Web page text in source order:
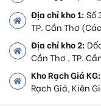
Địa chỉ kho 1:Số
TP. Cần Thơ
Địa chỉ kho 2:
Cần Thơ , TP.
Kho Rạch Giá KG:
Rạch Giá, Kiên